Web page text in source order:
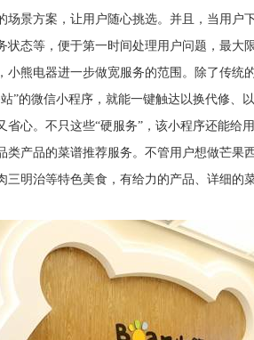
场景方案，让用户随心挑选。并且，当用户
状态等，便于第一时间处理用户问题，最大
熊电器进一步做宽服务的范围。除了传统
”的微信小程序，就能一键触达以换代修、
省心。不只这些“硬服务”，该小程序还能给
类产品的菜谱推荐服务。不管用户想做芒果
三明治等特色美食，有给力的产品、详细的